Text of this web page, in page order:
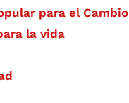
para el Cambio
la vida